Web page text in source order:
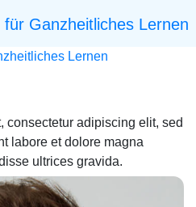
consectetur adipiscing elit, sed
labore et dolore magna
ultrices gravida.